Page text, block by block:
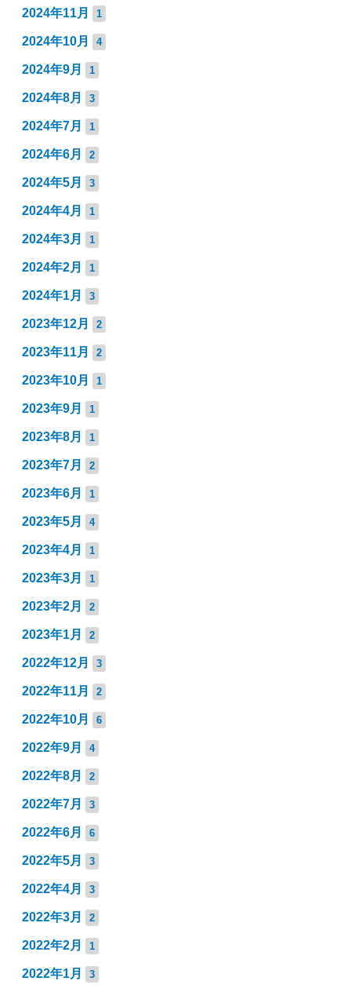
2024年11月 1
2024年10月 4
2024年9月 1
2024年8月 3
2024年7月 1
2024年6月 2
2024年5月 3
2024年4月 1
2024年3月 1
2024年2月 1
2024年1月 3
2023年12月 2
2023年11月 2
2023年10月 1
2023年9月 1
2023年8月 1
2023年7月 2
2023年6月 1
2023年5月 4
2023年4月 1
2023年3月 1
2023年2月 2
2023年1月 2
2022年12月 3
2022年11月 2
2022年10月 6
2022年9月 4
2022年8月 2
2022年7月 3
2022年6月 6
2022年5月 3
2022年4月 3
2022年3月 2
2022年2月 1
2022年1月 3